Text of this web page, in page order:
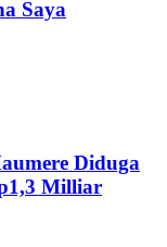
Saya
Diduga
Milliar